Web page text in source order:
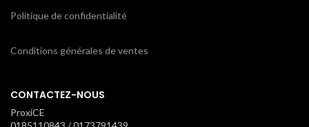
Politique de confidentialité
Conditions générales de ventes
CONTACTEZ-NOUS
ProxiCE